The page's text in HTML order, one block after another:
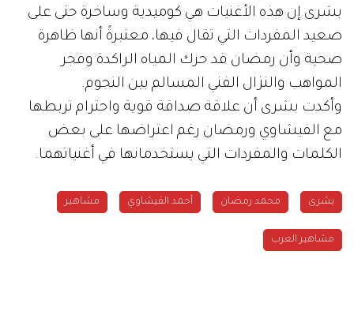
بشرى إن هذه الأغنيات هي كوميدية وساخرة حتى على
صعيد المفردات التي تقال فيها، معتبرةً أنها ظاهرة
صحية وأن رمضان قد حرك المياه الراكدة وفجر
المواهب والنزال الفني المسالم بين النجوم.
وأكدت بشرى أن علاقة صداقة قوية واحترام تربطها
مع الفيشاوي ورمضان رغم اعتراضها على بعض
الكلمات والمفردات التي يستخدمانها في أغنياتهما.
بشرى محمد رمضان أحمد الفيشاوي مشاهير
مشاهير العرب